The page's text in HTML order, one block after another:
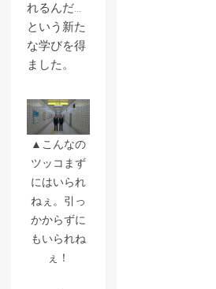
れるんだ…
という新た
な学びを得
ました。
▲こんなの
ツッコまず
にはいられ
ねぇ。引っ
かからずに
もいられね
ぇ！